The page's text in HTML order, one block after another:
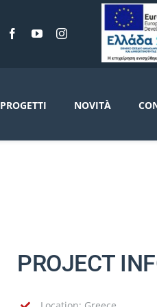
PROGETTI NOVITÀ
PROJECT